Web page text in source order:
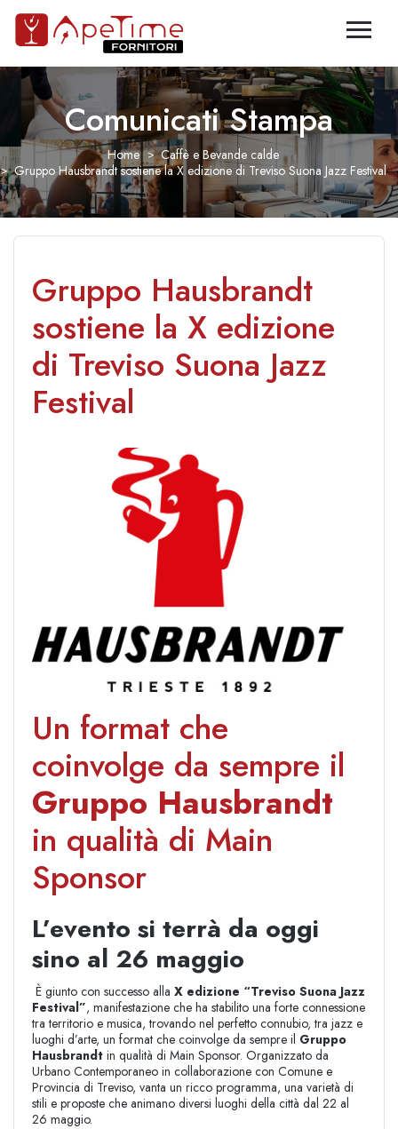
Comunicati Stampa
Home
Caffè e Bevande calde
Gruppo Hausbrandt sostiene la X edizione di Treviso Suona Jazz Festival
Gruppo Hausbrandt
sostiene la X edizione
di Treviso Suona Jazz
Festival
Un format che
coinvolge da sempre il
Gruppo Hausbrandt
in qualità di Main
Sponsor
L’evento si terrà da oggi
sino al 26 maggio
È giunto con successo alla X edizione “Treviso Suona Jazz
Festival”, manifestazione che ha stabilito una forte connessione
tra territorio e musica, trovando nel perfetto connubio, tra jazz e
luoghi d’arte, un format che coinvolge da sempre il Gruppo
Hausbrandt in qualità di Main Sponsor. Organizzato da
Urbano Contemporaneo in collaborazione con Comune e
Provincia di Treviso, vanta un ricco programma, una varietà di
stili e proposte che animano diversi luoghi della città dal 22 al
26 maggio.